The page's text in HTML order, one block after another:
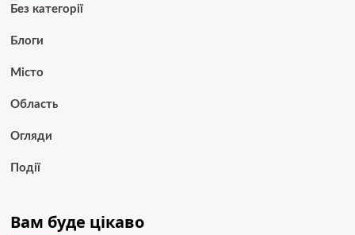
Без категорії
Блоги
Місто
Область
Огляди
Події
Вам буде цікаво